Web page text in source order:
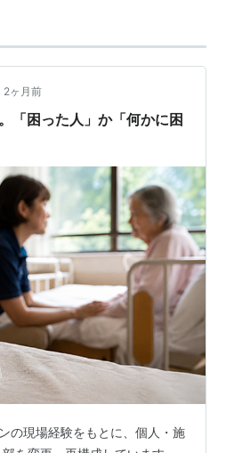
2ヶ月前
「困った人」か「何かに困
の現場経験をもとに、個人・施